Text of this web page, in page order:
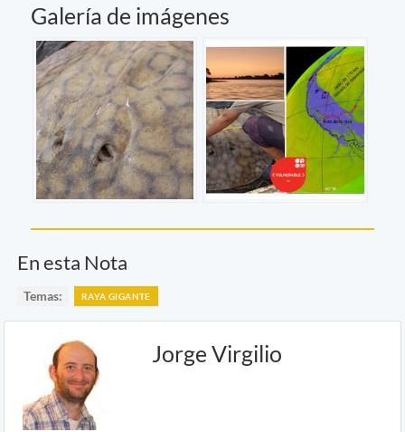
Galería de imágenes
En esta Nota
Temas: RAYA GIGANTE
Jorge Virgilio